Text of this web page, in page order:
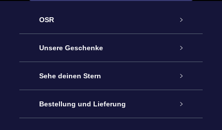
OSR
Service
Kontakt
Blog
Unsere Geschenke
Sterne schenken
OSR-Geschenkpaket
Sehe deinen Stern
Sternregister
Bestellung und Lieferung